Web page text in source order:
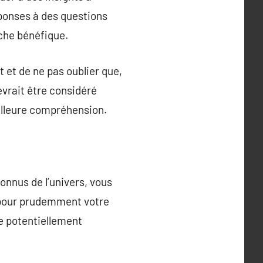
à des questions
bénéfique.
de ne pas oublier que,
être considéré
compréhension.
de l’univers, vous
prudemment votre
potentiellement